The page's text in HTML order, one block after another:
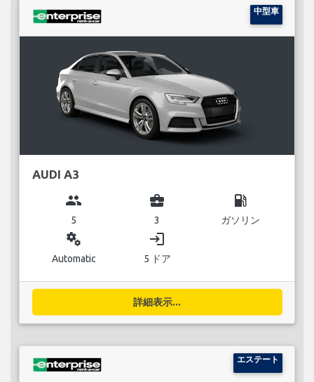
中型車
AUDI A3
group
5
business_center
3
local_gas_station
ガソリン
miscellaneous_services
Automatic
login
5 ドア
詳細表示...
エステート